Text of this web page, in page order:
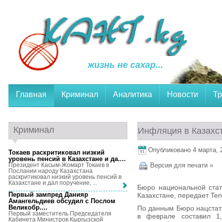
жизнь не сахар...
Главная Криминал Аналитика Новости
Инфляция в
Опубликовано 4 марта,
Версия для печати »
Бюро национальной
Казахстане, передает
По данным Бюро
в феврале составил
Криминал
Токаев раскритиковал низкий
уровень пенсий в Казахстане и да....
Президент Касым-Жомарт Токаев в
Послании народу Казахстана
раскритиковал низкий уровень пенсий в
Казахстане и дал поручение, ...
Первый зампред Данияр
Амангельдиев обсудил с Послом
Великобр....
Первый заместитель Председателя
Кабинета Министров Кыргызской